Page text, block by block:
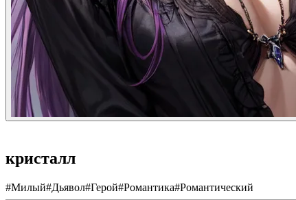
кристалл
#Милый#Дьявол#Герой#Романтика#Романтический